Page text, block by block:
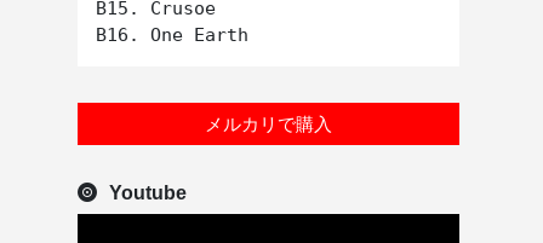
B15. Crusoe
メルカリで購入
Youtube